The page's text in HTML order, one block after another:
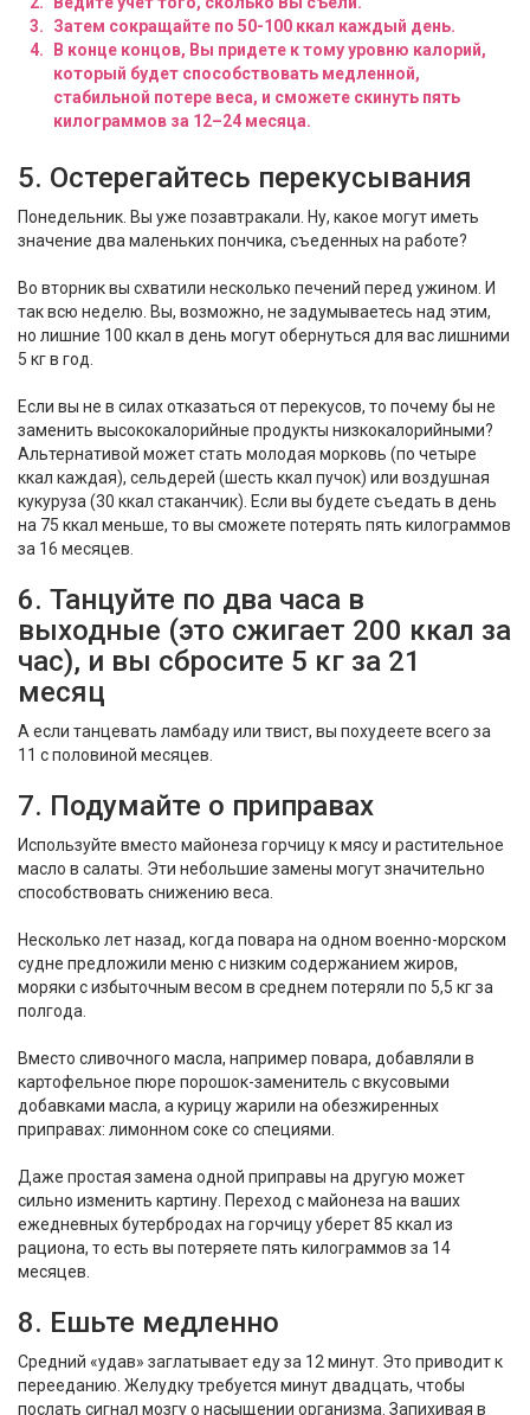
Затем сокращайте по 50-100 ккал каждый день.
В конце концов, Вы придете к тому уровню калорий,
который будет способствовать медленной,
стабильной потере веса, и сможете скинуть пять
килограммов за 12–24 месяца.
5. Остерегайтесь перекусывания
Понедельник. Вы уже позавтракали. Ну, какое могут иметь
значение два маленьких пончика, съеденных на работе?
Во вторник вы схватили несколько печений перед ужином. И
так всю неделю. Вы, возможно, не задумываетесь над этим,
но лишние 100 ккал в день могут обернуться для вас лишними
5 кг в год.
Если вы не в силах отказаться от перекусов, то почему бы не
заменить высококалорийные продукты низкокалорийными?
Альтернативой может стать молодая морковь (по четыре
ккал каждая), сельдерей (шесть ккал пучок) или воздушная
кукуруза (30 ккал стаканчик). Если вы будете съедать в день
на 75 ккал меньше, то вы сможете потерять пять килограммов
за 16 месяцев.
6. Танцуйте по два часа в
выходные (это сжигает 200 ккал за
час), и вы сбросите 5 кг за 21
месяц
А если танцевать ламбаду или твист, вы похудеете всего за
11 с половиной месяцев.
7. Подумайте о приправах
Используйте вместо майонеза горчицу к мясу и растительное
масло в салаты. Эти небольшие замены могут значительно
способствовать снижению веса.
Несколько лет назад, когда повара на одном военно-морском
судне предложили меню с низким содержанием жиров,
моряки с избыточным весом в среднем потеряли по 5,5 кг за
полгода.
Вместо сливочного масла, например повара, добавляли в
картофельное пюре порошок-заменитель с вкусовыми
добавками масла, а курицу жарили на обезжиренных
приправах: лимонном соке со специями.
Даже простая замена одной приправы на другую может
сильно изменить картину. Переход с майонеза на ваших
ежедневных бутербродах на горчицу уберет 85 ккал из
рациона, то есть вы потеряете пять килограммов за 14
месяцев.
8. Ешьте медленно
Средний «удав» заглатывает еду за 12 минут. Это приводит к
перееданию. Желудку требуется минут двадцать, чтобы
послать сигнал мозгу о насыщении организма. Запихивая в